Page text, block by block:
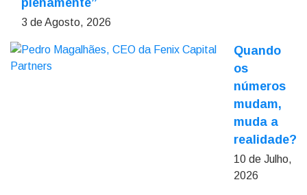
3 de Agosto, 2026
Quando
os
números
mudam,
muda a
realidade?
10 de Julho,
2026